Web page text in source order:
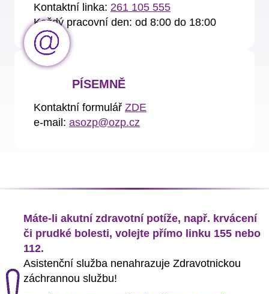
Kontaktní linka: 261 105 555
Každý pracovní den: od 8:00 do 18:00
PÍSEMNĚ
Kontaktní formulář ZDE
e-mail: asozp@ozp.cz
Máte-li akutní zdravotní potíže, např. krvácení
či prudké bolesti, volejte přímo linku 155 nebo
112.
Asistenční služba nenahrazuje Zdravotnickou
záchrannou službu!